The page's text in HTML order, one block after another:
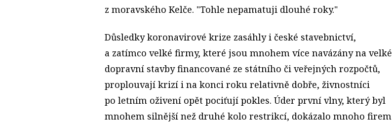
z moravského Kelče. "Tohle nepamatuji dlouhé roky."
Důsledky koronavirové krize zasáhly i české stavebnictví,
a zatímco velké firmy, které jsou mnohem více navázány na velké
dopravní stavby financované ze státního či veřejných rozpočtů,
proplouvají krizí i na konci roku relativně dobře, živnostníci
po letním oživení opět pociťují pokles. Úder první vlny, který byl
mnohem silnější než druhé kolo restrikcí, dokázalo mnoho firem